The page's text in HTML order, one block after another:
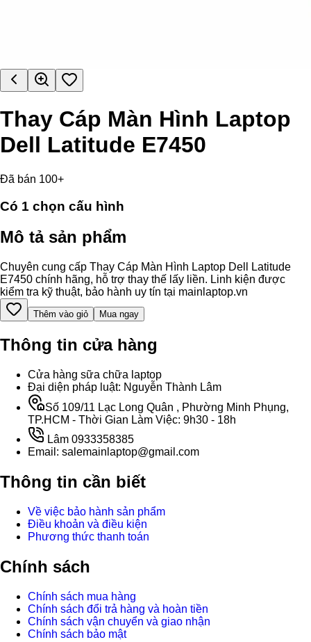
Thay Cáp Màn Hình Laptop
Dell Latitude E7450
Đã bán 100+
Có 1 chọn cấu hình
Mô tả sản phẩm
Chuyên cung cấp Thay Cáp Màn Hình Laptop Dell Latitude
E7450 chính hãng, hỗ trợ thay thế lấy liền. Linh kiện được
kiểm tra kỹ thuật, bảo hành uy tín tại mainlaptop.vn
Thêm vào giỏ Mua ngay
Thông tin cửa hàng
Cửa hàng sữa chữa laptop
Đại diện pháp luật: Nguyễn Thành Lâm
Số 109/11 Lạc Long Quân , Phường Minh Phụng,
TP.HCM - Thời Gian Làm Việc: 9h30 - 18h
Lâm 0933358385
Email: salemainlaptop@gmail.com
Thông tin cần biết
Về việc bảo hành sản phẩm
Điều khoản và điều kiện
Phương thức thanh toán
Chính sách
Chính sách mua hàng
Chính sách đổi trả hàng và hoàn tiền
Chính sách vận chuyển và giao nhận
Chính sách bảo mật